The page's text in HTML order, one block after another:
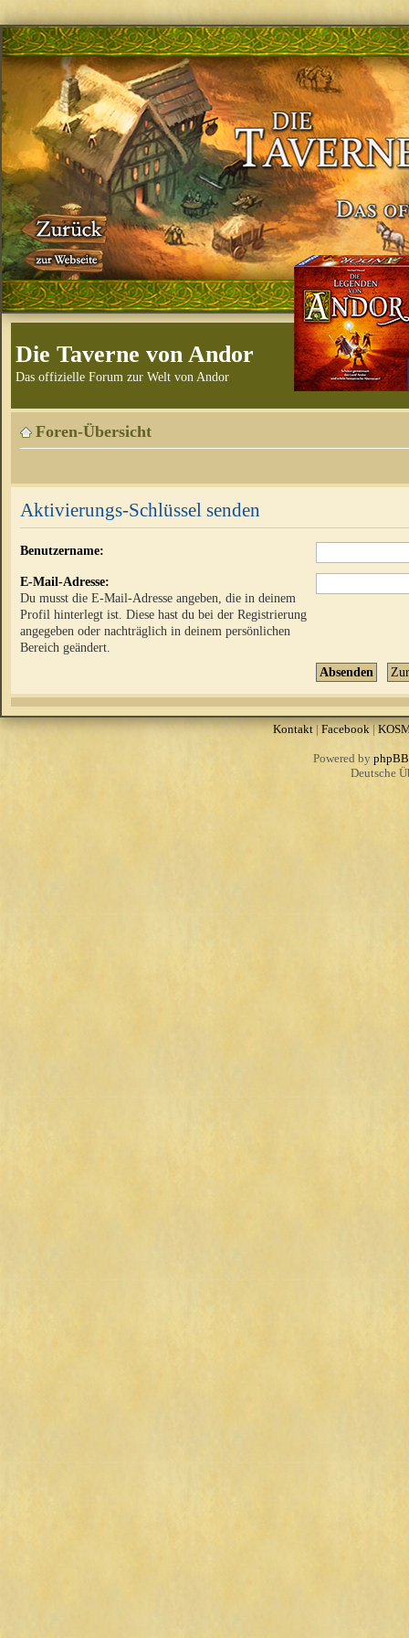
Die Taverne von Andor
Das offizielle Forum zur Welt von Andor
Foren-Übersicht
Aktivierungs-Schlüssel senden
Benutzername:
E-Mail-Adresse:
Du musst die E-Mail-Adresse angeben, die in deinem
Profil hinterlegt ist. Diese hast du bei der Registrierung
angegeben oder nachträglich in deinem persönlichen
Bereich geändert.
Kontakt| Facebook |
Powered by phpBB
Deutsche